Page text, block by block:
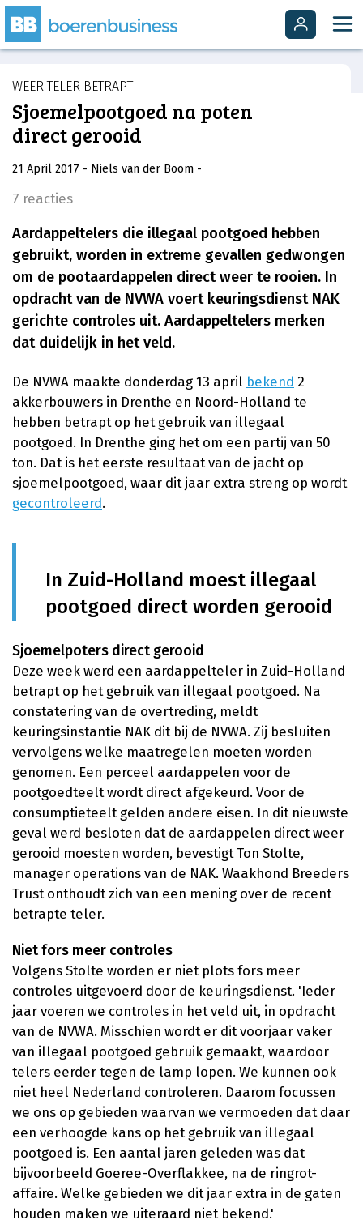
WEER TELER BETRAPT
Sjoemelpootgoed na poten
direct gerooid
21 April 2017 - Niels van der Boom -
7 reacties
Aardappeltelers die illegaal pootgoed hebben
gebruikt, worden in extreme gevallen gedwongen
om de pootaardappelen direct weer te rooien. In
opdracht van de NVWA voert keuringsdienst NAK
gerichte controles uit. Aardappeltelers merken
dat duidelijk in het veld.
De NVWA maakte donderdag 13 april bekend 2
akkerbouwers in Drenthe en Noord-Holland te
hebben betrapt op het gebruik van illegaal
pootgoed. In Drenthe ging het om een partij van 50
ton. Dat is het eerste resultaat van de jacht op
sjoemelpootgoed, waar dit jaar extra streng op wordt
gecontroleerd.
In Zuid-Holland moest illegaal
pootgoed direct worden gerooid
Sjoemelpoters direct gerooid
Deze week werd een aardappelteler in Zuid-Holland
betrapt op het gebruik van illegaal pootgoed. Na
constatering van de overtreding, meldt
keuringsinstantie NAK dit bij de NVWA. Zij besluiten
vervolgens welke maatregelen moeten worden
genomen. Een perceel aardappelen voor de
pootgoedteelt wordt direct afgekeurd. Voor de
consumptieteelt gelden andere eisen. In dit nieuwste
geval werd besloten dat de aardappelen direct weer
gerooid moesten worden, bevestigt Ton Stolte,
manager operations van de NAK. Waakhond Breeders
Trust onthoudt zich van een mening over de recent
betrapte teler.
Niet fors meer controles
Volgens Stolte worden er niet plots fors meer
controles uitgevoerd door de keuringsdienst. 'Ieder
jaar voeren we controles in het veld uit, in opdracht
van de NVWA. Misschien wordt er dit voorjaar vaker
van illegaal pootgoed gebruik gemaakt, waardoor
telers eerder tegen de lamp lopen. We kunnen ook
niet heel Nederland controleren. Daarom focussen
we ons op gebieden waarvan we vermoeden dat daar
een verhoogde kans op het gebruik van illegaal
pootgoed is. Een aantal jaren geleden was dat
bijvoorbeeld Goeree-Overflakkee, na de ringrot-
affaire. Welke gebieden we dit jaar extra in de gaten
houden maken we uiteraard niet bekend.'